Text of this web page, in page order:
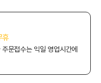
휴
문접수는 익일 영업시간에